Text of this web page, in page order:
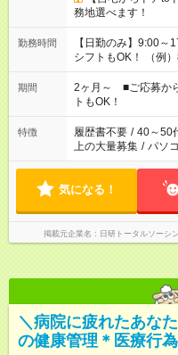
務地選べます！
勤務時間
【日勤のみ】9:00～17:00（休憩
シフトもOK！ （
「家族とお休みを合
など、あなたのご希望
ーク希望の方へ 今ご
のお仕事の勤務時間
ません
期間
2ヶ月～ ■ご応募か
トもOK！
特徴 履歴書不要 / 40～50
上の大量募集 / パソ
気になる！
掲載元企業名 日研トータルソー
＼病院に疲れたあな
の健康管理＊医療行